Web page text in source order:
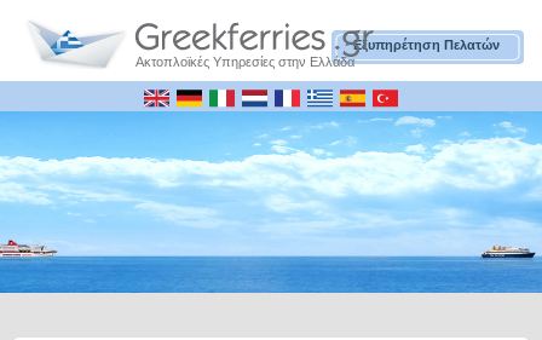
Ακτοπλοϊκές Υπηρεσίες στην Ελλάδα
Εξυπηρέτηση Πελατών